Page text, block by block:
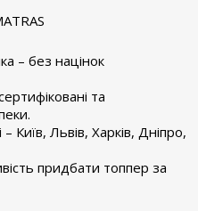
– без націнок
та
Київ, Львів, Харків, Дніпро,
придбати топпер за